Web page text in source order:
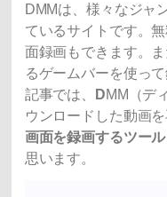
DMMは、様々なジャ
ているサイトです。
面録画もできます。
るゲームバーを使っ
記事では、
DMM（デ
ウンロードした動画
画面を録画するツー
思います。